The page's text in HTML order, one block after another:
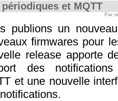
et MQTT
Par
publions un
firmwares pour
release apporte
des
et une nouvelle